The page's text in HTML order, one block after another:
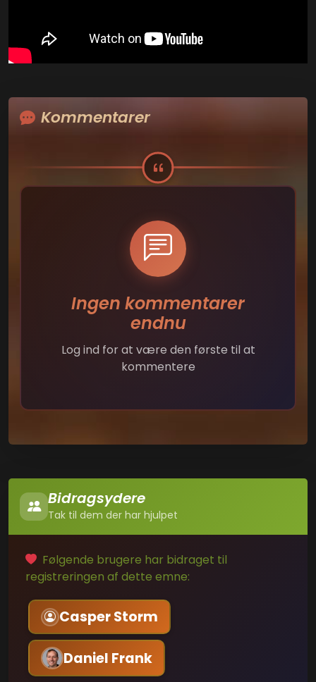
Kommentarer
Ingen kommentarer
endnu
Log ind for at være den første til at
kommentere
Bidragsydere
Tak til dem der har hjulpet
Følgende brugere har bidraget til
registreringen af dette emne:
Casper Storm
Daniel Frank